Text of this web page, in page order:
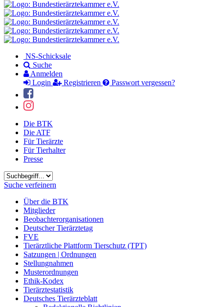
NS-Schicksale
Suche
Anmelden
Login
Registrieren Passwort vergessen?
Die BTK
Die ATF
Für Tierärzte
Für Tierhalter
Presse
Suchbegriff
Suche verfeinern
Über die BTK
Mitglieder
Beobachterorganisationen
Deutscher Tierärztetag
FVE
Tierärztliche Plattform Tierschutz (TPT)
Satzungen | Ordnungen
Stellungnahmen
Musterordnungen
Ethik-Kodex
Tierärztestatistik
Deutsches Tierärzteblatt